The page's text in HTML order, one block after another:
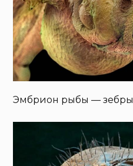
Эмбрион рыбы — зебры